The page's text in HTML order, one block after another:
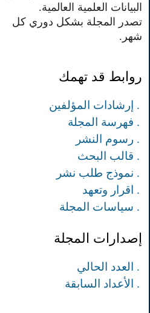
البيانات العلمية العالمية.
تصدر المجلة بشكل دوري كل
شهر.
روابط قد تهمك
. إرشادات المؤلفين
. فهرسة المجلة
. رسوم النشر
. قالب البحث
. نموذج طلب نشر
. اقرار وتعهد
. سياسات المجلة
إصدارات المجلة
. العدد الحالي
. الأعداد السابقة